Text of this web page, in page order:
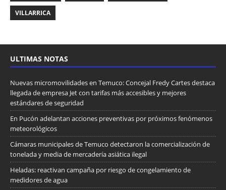
VILLARRICA
ULTIMAS NOTAS
Nuevas micromovilidades en Temuco: Concejal Fredy Cartes destaca
llegada de empresa Jet con tarifas más accesibles y mejores
estándares de seguridad
En Pucón adelantan acciones preventivas por próximos fenómenos
meteorológicos
Cámaras municipales de Temuco detectaron la comercialización de
tonelada y media de mercadería asiática ilegal
Heladas: reactivan campaña por riesgo de congelamiento de
medidores de agua